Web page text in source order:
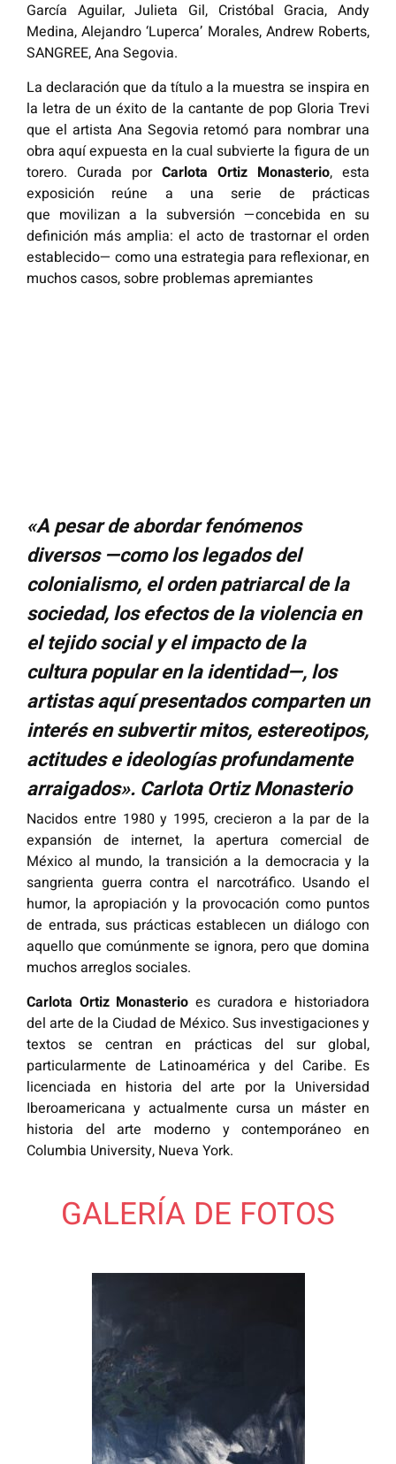
García Aguilar, Julieta Gil, Cristóbal Gracia, Andy
Medina, Alejandro ‘Luperca’ Morales, Andrew Roberts,
SANGREE, Ana Segovia.
La declaración que da título a la muestra se inspira en
la letra de un éxito de la cantante de pop Gloria Trevi
que el artista Ana Segovia retomó para nombrar una
obra aquí expuesta en la cual subvierte la figura de un
torero. Curada por Carlota Ortiz Monasterio, esta
exposición reúne a una serie de prácticas
que movilizan a la subversión —concebida en su
definición más amplia: el acto de trastornar el orden
establecido— como una estrategia para reflexionar, en
muchos casos, sobre problemas apremiantes
«A pesar de abordar fenómenos
diversos —como los legados del
colonialismo, el orden patriarcal de la
sociedad, los efectos de la violencia en
el tejido social y el impacto de la
cultura popular en la identidad—, los
artistas aquí presentados comparten un
interés en subvertir mitos, estereotipos,
actitudes e ideologías profundamente
arraigados». Carlota Ortiz Monasterio
Nacidos entre 1980 y 1995, crecieron a la par de la
expansión de internet, la apertura comercial de
México al mundo, la transición a la democracia y la
sangrienta guerra contra el narcotráfico. Usando el
humor, la apropiación y la provocación como puntos
de entrada, sus prácticas establecen un diálogo con
aquello que comúnmente se ignora, pero que domina
muchos arreglos sociales.
Carlota Ortiz Monasterio es curadora e historiadora
del arte de la Ciudad de México. Sus investigaciones y
textos se centran en prácticas del sur global,
particularmente de Latinoamérica y del Caribe. Es
licenciada en historia del arte por la Universidad
Iberoamericana y actualmente cursa un máster en
historia del arte moderno y contemporáneo en
Columbia University, Nueva York.
GALERÍA DE FOTOS